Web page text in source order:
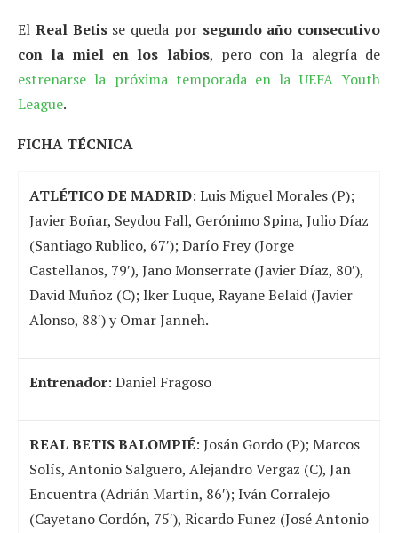
El Real Betisse queda por segundo año consecutivo
con la miel en los labios, pero con la alegría de
estrenarse la próxima temporada en la UEFA Youth
League.
FICHA TÉCNICA
ATLÉTICO DE MADRID: Luis Miguel Morales (P);
Javier Boñar, Seydou Fall, Gerónimo Spina, Julio Díaz
(Santiago Rublico, 67′); Darío Frey (Jorge
Castellanos, 79′), Jano Monserrate (Javier Díaz, 80′),
David Muñoz (C); Iker Luque, Rayane Belaid (Javier
Alonso, 88′) y Omar Janneh.
Entrenador: Daniel Fragoso
REAL BETIS BALOMPIÉ: Josán Gordo (P); Marcos
Solís, Antonio Salguero, Alejandro Vergaz (C), Jan
Encuentra (Adrián Martín, 86′); Iván Corralejo
(Cayetano Cordón, 75′), Ricardo Funez (José Antonio